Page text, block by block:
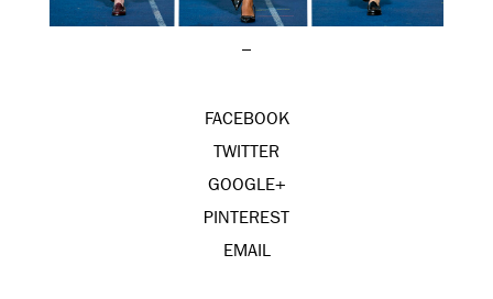
–
FACEBOOK
TWITTER
GOOGLE+
PINTEREST
EMAIL